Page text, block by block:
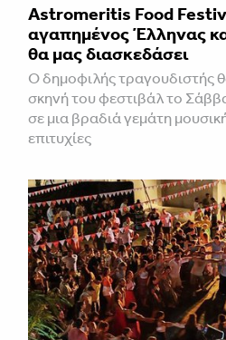
Astromeritis Food
αγαπημένος Έλληνας
θα μας διασκεδάσει
Ο δημοφιλής τραγουδιστής
σκηνή του φεστιβάλ το
σε μια βραδιά γεμάτη
επιτυχίες